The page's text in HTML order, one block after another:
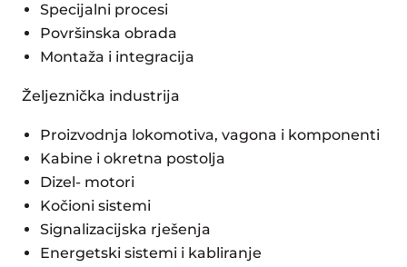
Specijalni procesi
Površinska obrada
Montaža i integracija
Željeznička industrija
Proizvodnja lokomotiva, vagona i komponenti
Kabine i okretna postolja
Dizel- motori
Kočioni sistemi
Signalizacijska rješenja
Energetski sistemi i kabliranje